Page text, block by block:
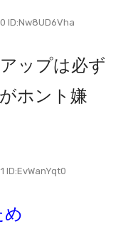
ID:Nw8UD6Vha
ップは必ず
ホント嫌
ID:EvWanYqt0
め